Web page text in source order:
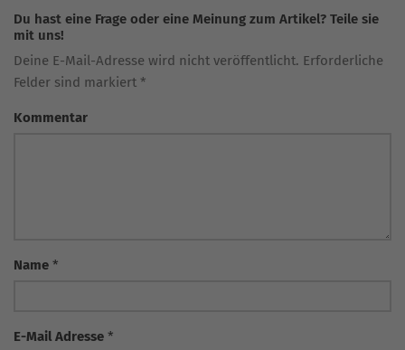
Du hast eine Frage oder eine Meinung zum Artikel? Teile sie
mit uns!
Deine E-Mail-Adresse wird nicht veröffentlicht. Erforderliche
Felder sind markiert *
Kommentar
Name *
E-Mail Adresse *